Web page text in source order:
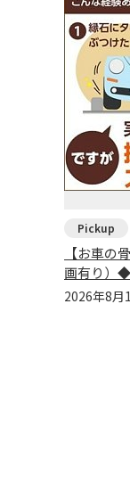
【お車
画有り）
2026年8月